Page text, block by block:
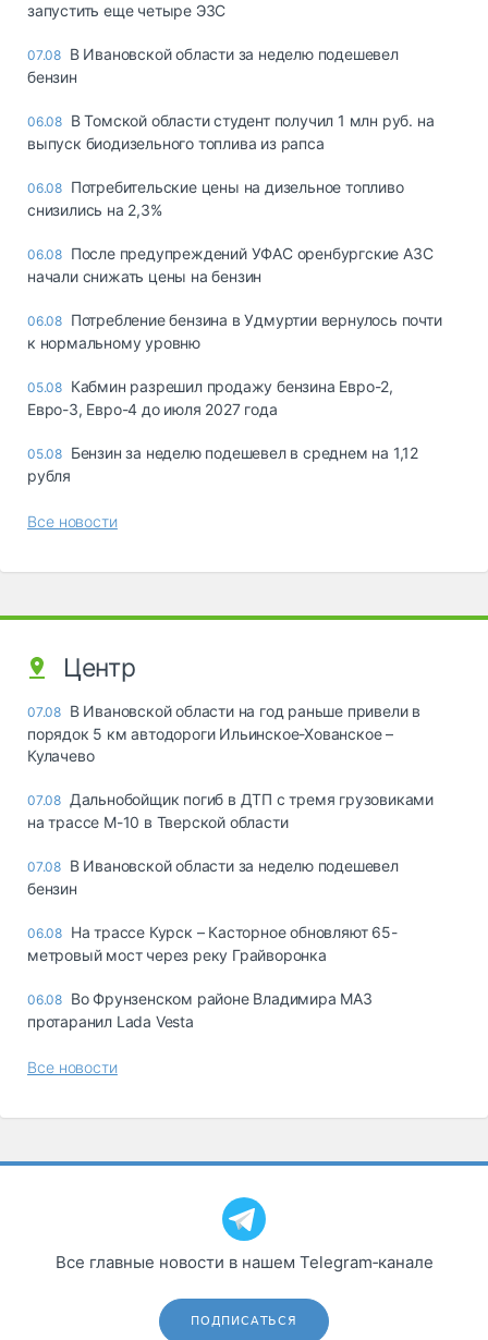
запустить еще четыре ЭЗС
07.08 В Ивановской области за неделю подешевел
бензин
06.08 В Томской области студент получил 1 млн руб. на
выпуск биодизельного топлива из рапса
06.08 Потребительские цены на дизельное топливо
снизились на 2,3%
06.08 После предупреждений УФАС оренбургские АЗС
начали снижать цены на бензин
06.08 Потребление бензина в Удмуртии вернулось почти
к нормальному уровню
05.08 Кабмин разрешил продажу бензина Евро-2,
Евро-3, Евро-4 до июля 2027 года
05.08 Бензин за неделю подешевел в среднем на 1,12
рубля
Все новости
Центр
07.08 В Ивановской области на год раньше привели в
порядок 5 км автодороги Ильинское-Хованское –
Кулачево
07.08 Дальнобойщик погиб в ДТП с тремя грузовиками
на трассе М-10 в Тверской области
07.08 В Ивановской области за неделю подешевел
бензин
06.08 На трассе Курск – Касторное обновляют 65-
метровый мост через реку Грайворонка
06.08 Во Фрунзенском районе Владимира МАЗ
протаранил Lada Vesta
Все новости
Все главные новости в нашем Telegram‑канале
ПОДПИСАТЬСЯ